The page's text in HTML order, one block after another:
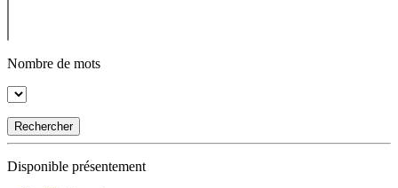
Nombre de mots
Rechercher
Disponible présentement